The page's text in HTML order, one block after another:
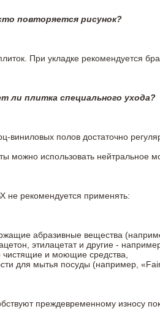
повторяется рисунок?
При укладке рекомендуется
ли плитка специального ухода?
виниловых полов достаточно
можно использовать
не рекомендуется применять:
абразивные вещества
этилацетат и другие -
чистящие и моющие средства,
для мытья посуды (например,
преждевременному износу